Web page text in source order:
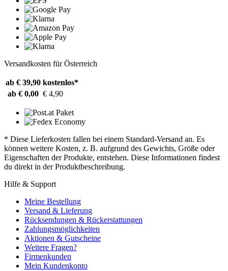
Versandkosten für Österreich
ab € 39,90 kostenlos*
ab € 0,00 € 4,90
* Diese Lieferkosten fallen bei einem Standard-Versand an. Es
können weitere Kosten, z. B. aufgrund des Gewichts, Größe oder
Eigenschaften der Produkte, entstehen. Diese Informationen findest
du direkt in der Produktbeschreibung.
Hilfe & Support
Meine Bestellung
Versand & Lieferung
Rücksendungen & Rückerstattungen
Zahlungsmöglichkeiten
Aktionen & Gutscheine
Weitere Fragen?
Firmenkunden
Mein Kundenkonto